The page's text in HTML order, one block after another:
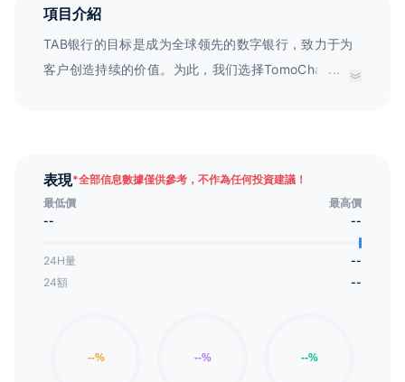
項目介紹
TAB银行的目标是成为全球领先的数字银行，致力于为
客户创造持续的价值。为此，我们选择TomoChain作为
太坊相比，TomoChain具有更快的处理速度和更低的交
易成本。这使TAB能够提供更快、更安全、更便宜的数
字银行服务，为客户创造更大的价值。
...
表現*全部信息數據僅供參考，不作為任何投資建議！
最低價
最高價
--
--
24H量
--
24額
--